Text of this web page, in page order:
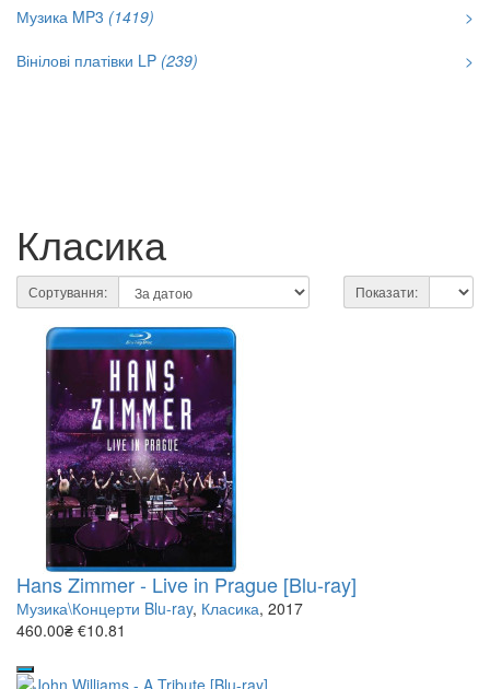
Музика MP3 (1419)
>
Вінілові платівки LP (239) >
Класика
Сортування: Показати:
Hans Zimmer - Live in Prague [Blu-ray]
Музика\Концерти Blu-ray, Класика, 2017
460.00₴ €10.81